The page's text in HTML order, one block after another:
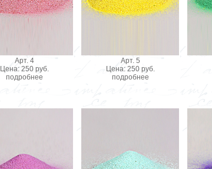
Арт. 4
Цена: 250 руб.
подробнее
Арт. 5
Цена: 250 руб.
подробнее